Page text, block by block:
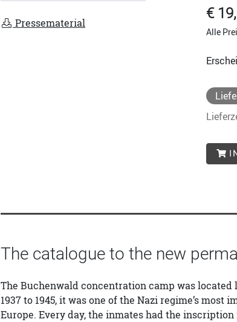
Pressematerial
€
Alle
The catalogue to the new
The Buchenwald concentration camp was
1937 to 1945, it was one of the Nazi regime’s
Europe. Every day, the inmates had the inscription